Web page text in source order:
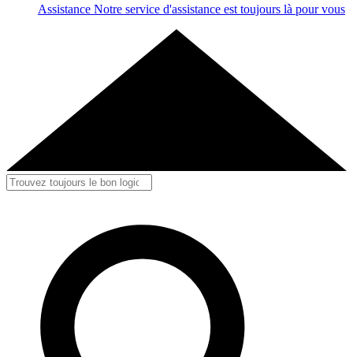
Assistance Notre service d'assistance est toujours là pour vous